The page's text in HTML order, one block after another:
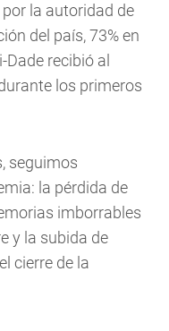
la autoridad de
del país, 73% en
recibió al
los primeros
seguimos
la pérdida de
imborrables
y la subida de
cierre de la